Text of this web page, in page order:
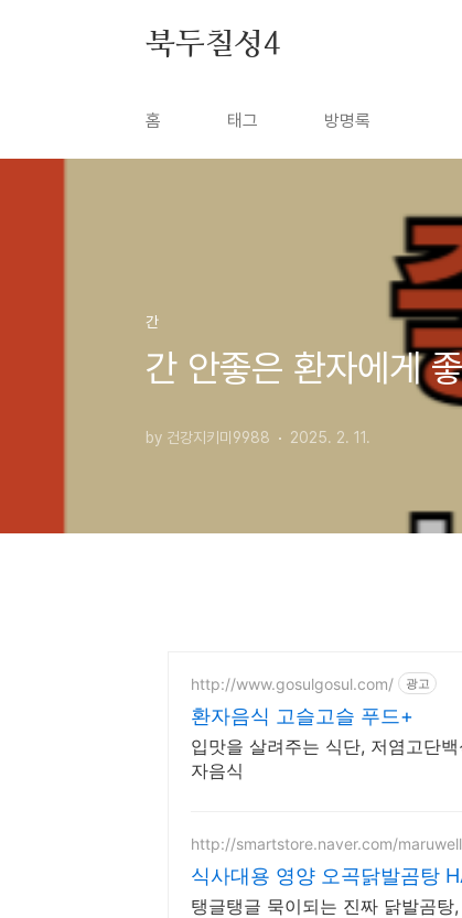
북두칠성4
홈 태그 방명록
간
간 안좋은 환자에게
by 건강지키미9988 2025. 2. 11.
http://www.gosulgosul.com/ 광고
환자음식 고슬고슬 푸드+
입맛을 살려주는 식단, 저염고단
자음식
http://smartstore.naver.com/maruwell
식사대용 영양 오곡닭발곰탕
탱글탱글 묵이되는 진짜 닭발곰